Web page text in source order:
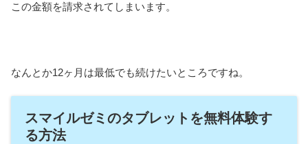
この金額を請求されてしまいます。
なんとか12ヶ月は最低でも続けたいところですね。
スマイルゼミのタブレットを無料体験す
る方法